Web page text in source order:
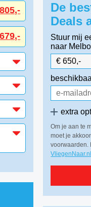
De
Deals
Stuur mij
naar
extra
Om je aan te
moet je
voorwaarden.
VliegenNaar.nl